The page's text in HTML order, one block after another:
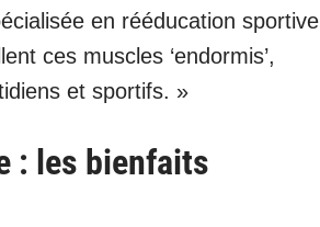
en rééducation sportive
ces muscles ‘endormis’,
et sportifs. »
: les bienfaits